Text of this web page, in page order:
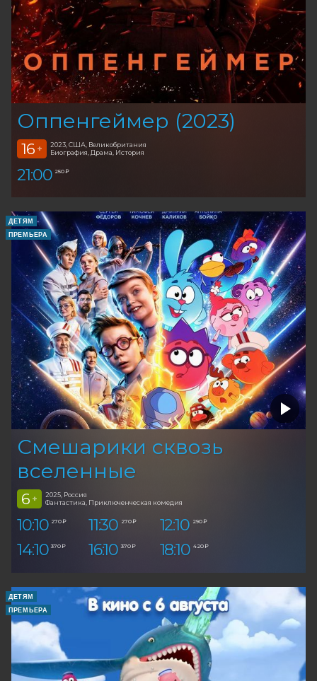
Оппенгеймер (2023)
16 +
2023, США, Великобритания
Биография, Драма, История
21:00 250 ₽
ДЕТЯМ
ПРЕМЬЕРА
Смешарики сквозь
вселенные
6 +
2025, Россия
Фантастика, Приключенческая комедия
10:10 270 ₽ 11:30 270 ₽ 12:10 290 ₽
14:10 370 ₽ 16:10 370 ₽ 18:10 420 ₽
ДЕТЯМ
ПРЕМЬЕРА